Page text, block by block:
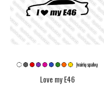
Love my E46